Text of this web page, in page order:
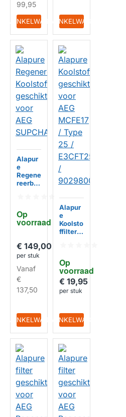
HUISMERK
99,95
IN WINKELWAGENIN WINKELWAGEN
Op
voorraad
Alapur
e
Regene
reerba
geschi
kt voor
ARCE1
€ 149,00
per stuk
Vanaf
€
137,50
IN WINKELWAGEN
HUISMERK
Op
voorraad
Alapur
e
Koolsto
ffilter
MCFE1
7 /
Type
25 /
E3CFT
90298
00639
€ 19,95
per stuk
IN WINKELWAGEN